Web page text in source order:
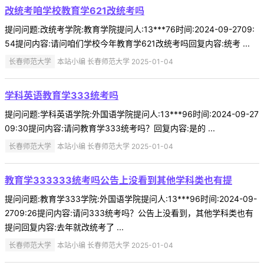
改统考咱学校教育学621改统考吗
提问问题:改统考学院:教育学院提问人:13***76时间:2024-09-2709:
54提问内容:请问咱们学校今年教育学621改统考吗回复内容:统考 ...
长春师范大学 本站小编 长春师范大学 2025-01-04
学科英语教育学333统考吗
提问问题:学科英语学院:外国语学院提问人:13***96时间:2024-09-27
09:30提问内容:请问教育学333统考吗？回复内容:是的 ...
长春师范大学 本站小编 长春师范大学 2025-01-04
教育学333333统考吗公告上没看到其他学科类也有提
提问问题:教育学333学院:外国语学院提问人:13***96时间:2024-09-
2709:26提问内容:请问333统考吗？公告上没看到，其他学科类也有
提问回复内容:去年就改统考了 ...
长春师范大学 本站小编 长春师范大学 2025-01-04